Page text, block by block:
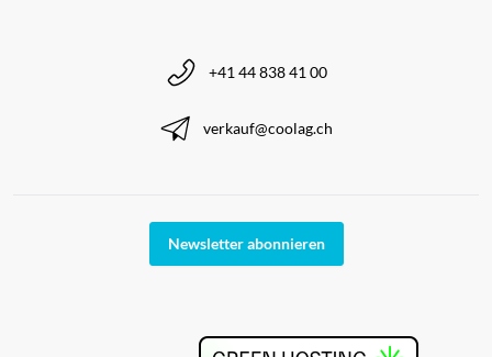
+41 44 838 41 00
verkauf@coolag.ch
Newsletter abonnieren